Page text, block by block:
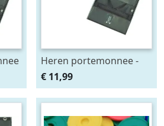
Heren portemonnee -
Kelnerbeurs - beurs
€ 11,99